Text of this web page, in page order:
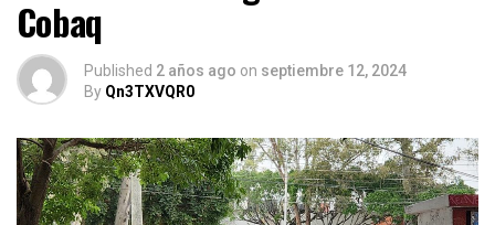
Cobaq
Published 2 años ago on septiembre 12, 2024
By Qn3TXVQR0